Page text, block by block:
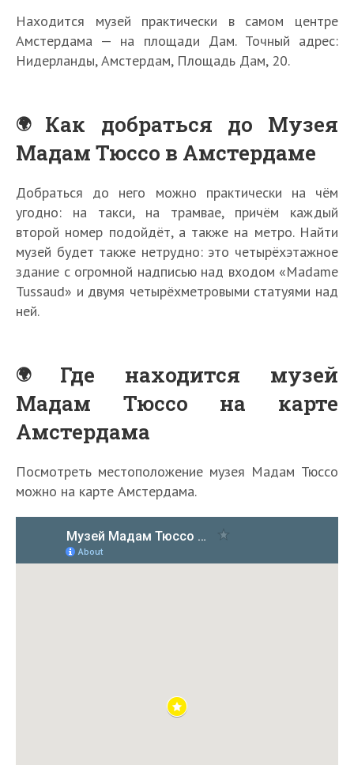
Находится музей практически в самом центре
Амстердама — на площади Дам. Точный адрес:
Нидерланды, Амстердам, Площадь Дам, 20.
Как добраться до Музея
Мадам Тюссо в Амстердаме
Добраться до него можно практически на чём
угодно: на такси, на трамвае, причём каждый
второй номер подойдёт, а также на метро. Найти
музей будет также нетрудно: это четырёхэтажное
здание с огромной надписью над входом «Madame
Tussaud» и двумя четырёхметровыми статуями над
ней.
Где находится музей
Мадам Тюссо на карте
Амстердама
Посмотреть местоположение музея Мадам Тюссо
можно на карте Амстердама.